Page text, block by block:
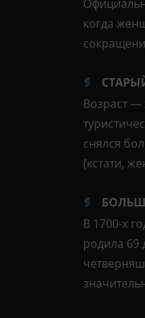
когда
Возраст —
снялся
(кстати,
В 1700-х
родила 69